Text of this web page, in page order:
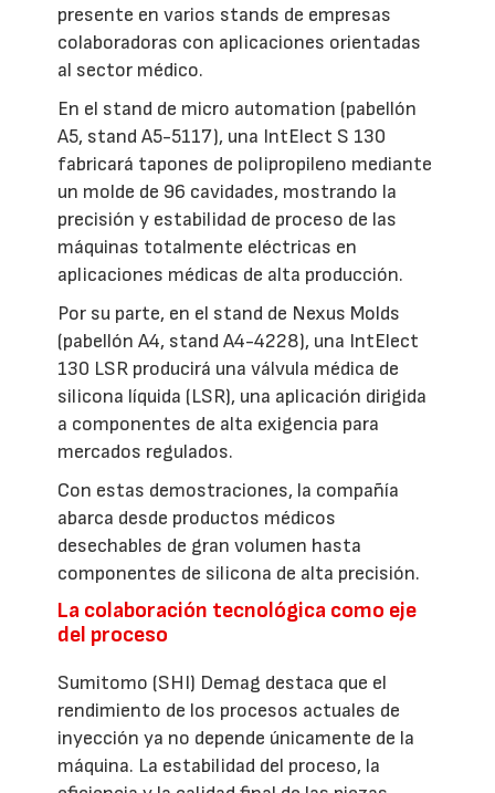
presente en varios stands de empresas
colaboradoras con aplicaciones orientadas
al sector médico.
En el stand de micro automation (pabellón
A5, stand A5-5117), una IntElect S 130
fabricará tapones de polipropileno mediante
un molde de 96 cavidades, mostrando la
precisión y estabilidad de proceso de las
máquinas totalmente eléctricas en
aplicaciones médicas de alta producción.
Por su parte, en el stand de Nexus Molds
(pabellón A4, stand A4-4228), una IntElect
130 LSR producirá una válvula médica de
silicona líquida (LSR), una aplicación dirigida
a componentes de alta exigencia para
mercados regulados.
Con estas demostraciones, la compañía
abarca desde productos médicos
desechables de gran volumen hasta
componentes de silicona de alta precisión.
La colaboración tecnológica como eje
del proceso
Sumitomo (SHI) Demag destaca que el
rendimiento de los procesos actuales de
inyección ya no depende únicamente de la
máquina. La estabilidad del proceso, la